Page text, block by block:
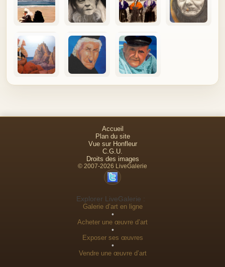
Accueil
Plan du site
Vue sur Honfleur
C.G.U.
Droits des images
© 2007-2026 LiveGalerie
Explorer LiveGalerie :
Galerie d’art en ligne
•
Acheter une œuvre d’art
•
Exposer ses œuvres
•
Vendre une œuvre d’art